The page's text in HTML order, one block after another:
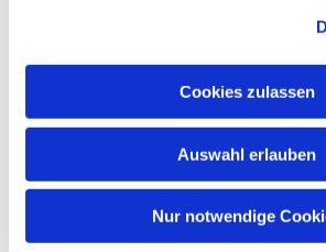
Cookies zulassen
Auswahl erlauben
Nur notwendige